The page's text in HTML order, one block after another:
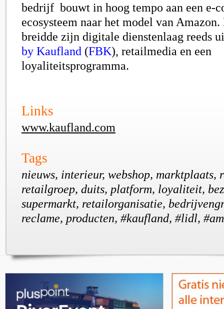
bedrijf bouwt in hoog tempo aan een e-
ecosysteem naar het model van
breidde zijn digitale dienstenlaag reeds
by Kaufland (FBK), retailmedia en een
loyaliteitsprogramma.
Links
www.kaufland.com
Tags
nieuws, interieur, webshop, marktplaats,
retailgroep, duits, platform, loyaliteit,
supermarkt, retailorganisatie,
reclame, producten, #kaufland, #lidl,